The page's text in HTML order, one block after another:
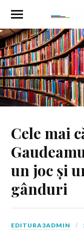
Cele mai
un joc și
gânduri
EDITURA3ADMIN